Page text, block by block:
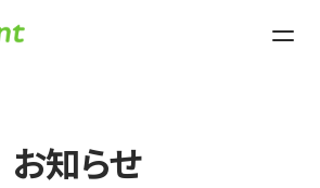
お知らせ